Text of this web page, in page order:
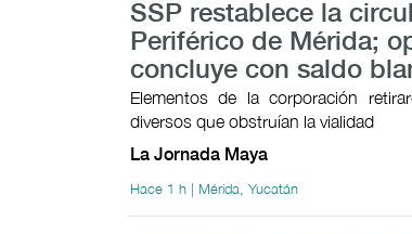
SSP restablece la
Periférico de Mérida;
concluye con saldo
Elementos de la corporación
diversos que obstruían la vialidad
La Jornada Maya
Hace 1 h | Mérida, Yucatán